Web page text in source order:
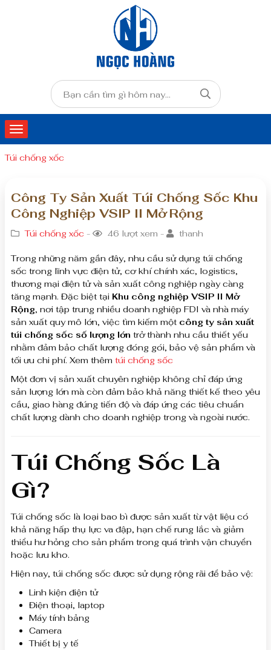
Túi chống xốc
Công Ty Sản Xuất Túi Chống Sốc Khu
Công Nghiệp VSIP II Mở Rộng
Túi chống xốc - 46 lượt xem - thanh
Trong những năm gần đây, nhu cầu sử dụng túi chống
sốc trong lĩnh vực điện tử, cơ khí chính xác, logistics,
thương mại điện tử và sản xuất công nghiệp ngày càng
tăng mạnh. Đặc biệt tại Khu công nghiệp VSIP II Mở
Rộng, nơi tập trung nhiều doanh nghiệp FDI và nhà máy
sản xuất quy mô lớn, việc tìm kiếm một công ty sản xuất
túi chống sốc số lượng lớn trở thành nhu cầu thiết yếu
nhằm đảm bảo chất lượng đóng gói, bảo vệ sản phẩm và
tối ưu chi phí. Xem thêm túi chống sốc
Một đơn vị sản xuất chuyên nghiệp không chỉ đáp ứng
sản lượng lớn mà còn đảm bảo khả năng thiết kế theo yêu
cầu, giao hàng đúng tiến độ và đáp ứng các tiêu chuẩn
chất lượng dành cho doanh nghiệp trong và ngoài nước.
Túi Chống Sốc Là
Gì?
Túi chống sốc là loại bao bì được sản xuất từ vật liệu có
khả năng hấp thụ lực va đập, hạn chế rung lắc và giảm
thiểu hư hỏng cho sản phẩm trong quá trình vận chuyển
hoặc lưu kho.
Hiện nay, túi chống sốc được sử dụng rộng rãi để bảo vệ:
Linh kiện điện tử
Điện thoại, laptop
Máy tính bảng
Camera
Thiết bị y tế